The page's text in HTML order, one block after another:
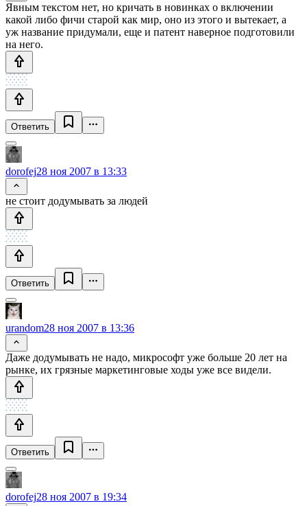
Явным текстом нет, но кричать в новинках о включении
какой либо фичи старой как мир, оно из этого и вытекает, а
уж название придумали, еще и патент наверное подготовили
на него.
Ответить
dorofej28 ноя 2007 в 13:33
не стоит додумывать за людей
Ответить
urandom28 ноя 2007 в 13:36
Даже додумывать не надо, микрософт уже больше 20 лет на
рынке, их грязные маркетинговые ходы уже все видели.
Ответить
dorofej28 ноя 2007 в 19:34